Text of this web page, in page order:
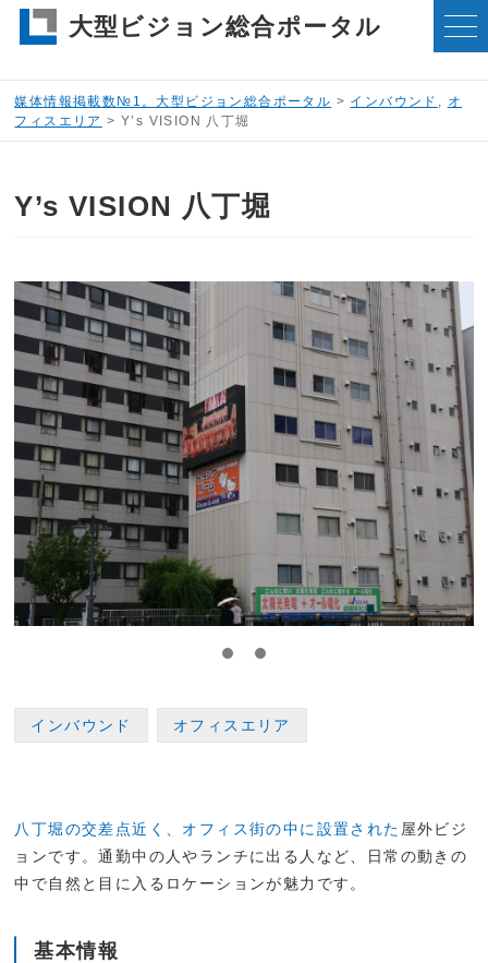
大型ビジョン総合ポータル
媒体情報掲載数№1。大型ビジョン総合ポータル > インバウンド
オ
フィスエリア >Y’s VISION 八丁堀
Y’s VISION 八丁堀
八丁堀の交差点近く、オフィス街の中に設置された 屋外ビジ
ョンです。通勤中の人やランチに出る人など、日常の動きの
中で自然と目に入るロケーションが魅力です。
基本情報
インバウンド オフィスエリア